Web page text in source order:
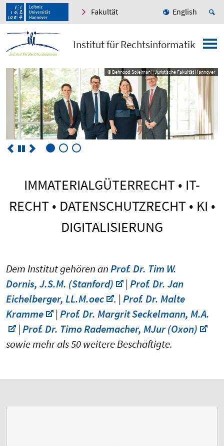
Fakultät English
Institut für Rechtsinformatik
© Behnood Soleimani | Juristische Fakultät Hannover
© Behnood Soleimani | Juristische Fakultät Hannover
IMMATERIALGÜTERRECHT • IT-
RECHT • DATENSCHUTZRECHT • KI •
DIGITALISIERUNG
Dem Institut gehören anProf. Dr. Tim W.
Dornis, J.S.M. (Stanford)
|Prof. Dr. Jan
Eichelberger, LL.M.oec
. |Prof. Dr. Malte
Kramme
|Prof. Dr. Margrit Seckelmann, M.A.
|Prof. Dr. Timo Rademacher, MJur (Oxon)
sowie mehr als 50 weitere Beschäftigte.